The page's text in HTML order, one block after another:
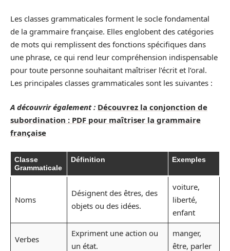
Les classes grammaticales forment le socle fondamental
de la grammaire française. Elles englobent des catégories
de mots qui remplissent des fonctions spécifiques dans
une phrase, ce qui rend leur compréhension indispensable
pour toute personne souhaitant maîtriser l’écrit et l’oral.
Les principales classes grammaticales sont les suivantes :
A découvrir également : Découvrez la conjonction de
subordination : PDF pour maîtriser la grammaire
française
Classe
Grammaticale
Définition Exemples
Noms
Désignent des êtres, des
objets ou des idées.
voiture,
liberté,
enfant
Verbes
Expriment une action ou
un état.
manger,
être, parler